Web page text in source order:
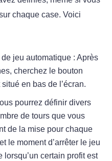
chaque case. Voici
jeu automatique : Après
cherchez le bouton
en bas de l’écran.
pourrez définir divers
de tours que vous
de la mise pour chaque
le moment d’arrêter le jeu
certain profit est